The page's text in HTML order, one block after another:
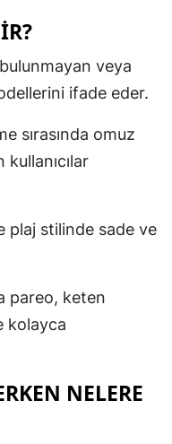
bulunmayan veya
ifade eder.
sırasında omuz
plaj stilinde sade ve
pareo, keten
kolayca
NELERE